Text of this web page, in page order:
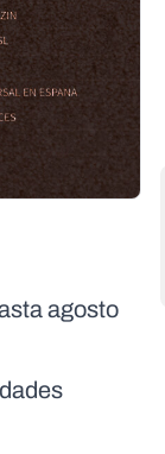
agosto